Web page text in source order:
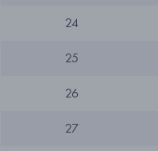
24
25
26
27